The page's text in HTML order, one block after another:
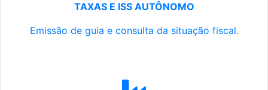
TAXAS E ISS AUTÔNOMO
Emissão de guia e consulta da situação fiscal.